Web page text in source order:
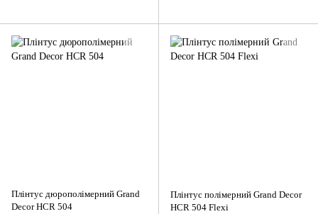
Плінтус дюрополімерний Grand
Decor HCR 504
Плінтус полімерний Grand Decor
HCR 504 Flexi